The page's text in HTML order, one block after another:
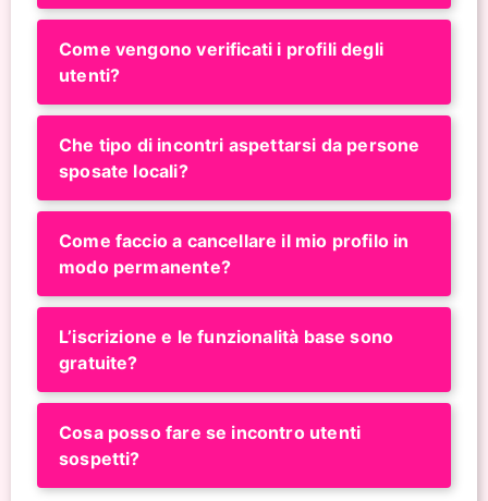
Come vengono verificati i profili degli
utenti?
Che tipo di incontri aspettarsi da persone
sposate locali?
Come faccio a cancellare il mio profilo in
modo permanente?
L’iscrizione e le funzionalità base sono
gratuite?
Cosa posso fare se incontro utenti
sospetti?